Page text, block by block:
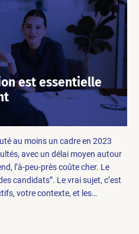
est essentielle
au moins un cadre en 2023
avec un délai moyen autour
l’à-peu-près coûte cher. Le
candidats”. Le vrai sujet, c’est
votre contexte, et les…